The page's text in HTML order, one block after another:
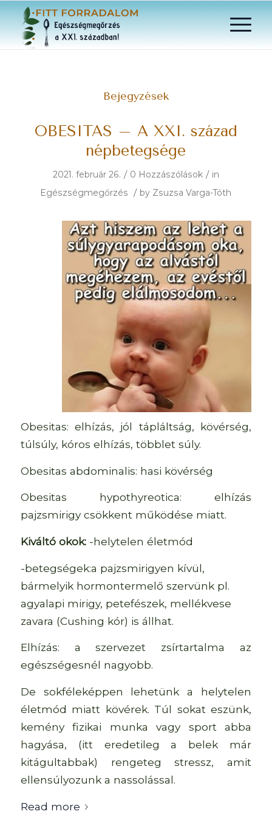
Bejegyzések
OBESITAS – A XXI. század
népbetegsége
2021. február 26. / 0 Hozzászólások / in
Egészségmegőrzés / by Zsuzsa Varga-Tóth
Obesitas: elhízás, jól tápláltság, kövérség,
túlsúly, kóros elhízás, többlet súly.
Obesitas abdominalis: hasi kövérség
Obesitas hypothyreotica: elhízás
pajzsmirigy csökkent működése miatt.
Kiváltó okok:-helytelen életmód
-betegségek:a pajzsmirigyen kívül,
bármelyik hormontermelő szervünk pl.
agyalapi mirigy, petefészek, mellékvese
zavara (Cushing kór) is állhat.
Elhízás: a szervezet zsírtartalma az
egészségesnél nagyobb.
De sokféleképpen lehetünk a helytelen
életmód miatt kövérek. Túl sokat eszünk,
kemény fizikai munka vagy sport abba
hagyása, (itt eredetileg a belek már
kitágultabbak) rengeteg stressz, amit
ellensúlyozunk a nassolással.
Read more